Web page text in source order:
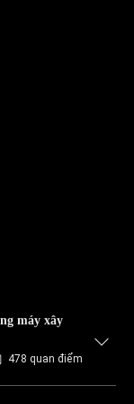
máy xây
478 quan điểm